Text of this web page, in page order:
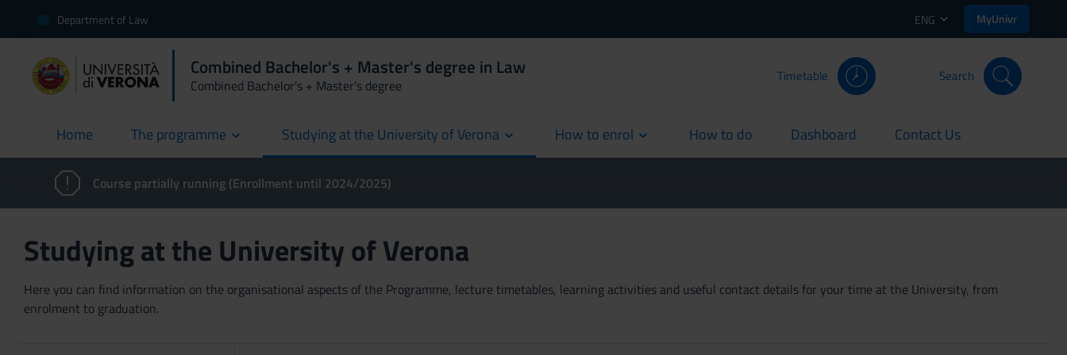
Department of Law ENG MyUnivr
Combined Bachelor's + Master's degree in Law
Combined Bachelor's + Master's degree
Timetable Search
Home
current The programme Studying at the University of Verona How to enrol How to do
current Dashboard
current Contact Us
current
Course partially running (Enrollment until 2024/2025)
Studying at the University of Verona
Here you can find information on the organisational aspects of the Programme, lecture timetables, learning activities and useful contact details for your time at the University, from
enrolment to graduation.